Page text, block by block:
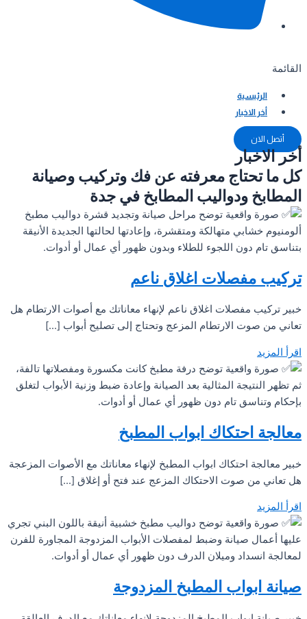
القائمة
الرئيسية
أخر الاخبار
أتصل الان
أخر الاخبار
كل ما تحتاج معرفته عن فك وتركيب وصيانة
المطابخ ودواليب المطابخ في جدة
تركيب مفصلات اغلاق ناعم
خبير تركيب مفصلات اغلاق ناعم لإنهاء معاناتك مع أصوات الارتطام هل
تعاني من صوت الارتطام المزعج وتحتاج إلى تصليح أبواب […]
اقرأ المزيد
معالجة احتكاك ابواب المطبخ
خبير معالجة احتكاك ابواب المطبخ لإنهاء معاناتك مع الأصوات المزعجة
هل تعاني من صوت الاحتكاك المزعج عند فتح أو إغلاق […]
اقرأ المزيد
صيانة ابواب المطبخ المزدوجة